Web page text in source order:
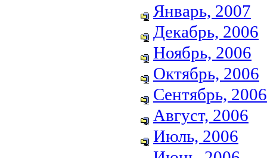
Январь, 2007
Декабрь, 2006
Ноябрь, 2006
Октябрь, 2006
Сентябрь, 2006
Август, 2006
Июль, 2006